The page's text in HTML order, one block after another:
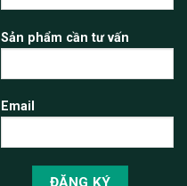
Sản phẩm cần tư vấn
Email